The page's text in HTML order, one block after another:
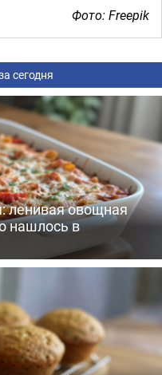
Фото: Freepik
сегодня
ленивая овощная
нашлось в